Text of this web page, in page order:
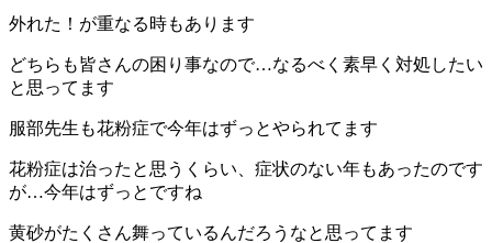
外れた！が重なる時もあります
どちらも皆さんの困り事なので…なるべく素早く対処したい
と思ってます
服部先生も花粉症で今年はずっとやられてます
花粉症は治ったと思うくらい、症状のない年もあったのです
が…今年はずっとですね
黄砂がたくさん舞っているんだろうなと思ってます